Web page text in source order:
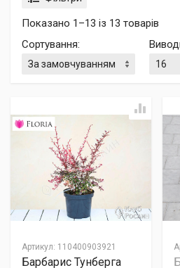
Показано 1–13 із 13 товарів
Сортування:
Артикул: 110400903921
Барбарис Тунберга